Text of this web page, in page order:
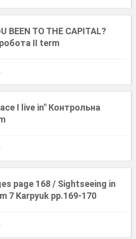
BEEN TO THE CAPITAL?
II term
I live in" Контрольна
page 168 / Sightseeing in
7 Karpyuk рр.169-170